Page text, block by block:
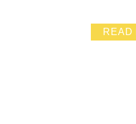
著.讓我更加感恩、感激我
於弱勢依舊向天抗命 就是
READ